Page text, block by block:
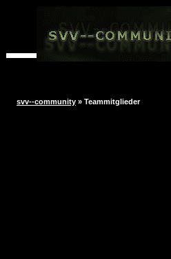
svv--community » Teammitglieder